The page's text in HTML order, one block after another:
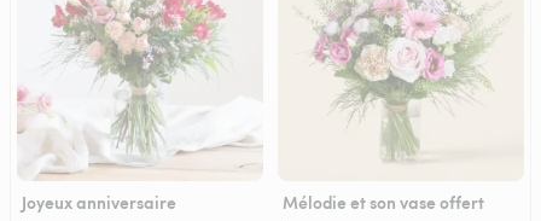
Joyeux anniversaire Mélodie et son vase offert